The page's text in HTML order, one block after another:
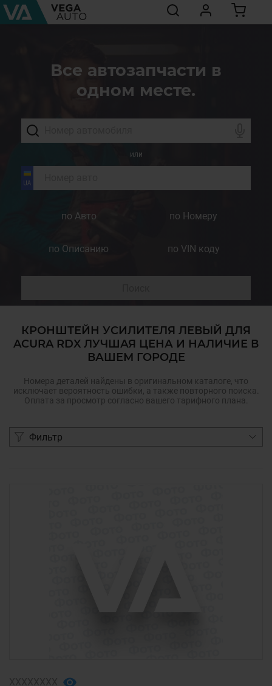
Все автозапчасти в
одном месте.
или
по Авто по Номеру
по Описанию по VIN коду
КРОНШТЕЙН УСИЛИТЕЛЯ ЛЕВЫЙ ДЛЯ
ACURA RDX ЛУЧШАЯ ЦЕНА И НАЛИЧИЕ В
ВАШЕМ ГОРОДЕ
Номера деталей найдены в оригинальном каталоге, что
исключает вероятность ошибки, а также повторного поиска.
Оплата за просмотр согласно вашего тарифного плана.
Фильтр